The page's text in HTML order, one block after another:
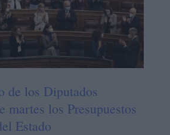
de los Diputados
martes los Presupuestos
Estado